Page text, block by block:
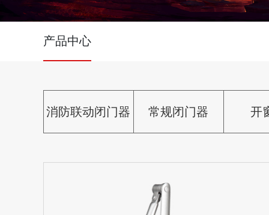
产品中心
消防联动闭门器 常规闭门器 开